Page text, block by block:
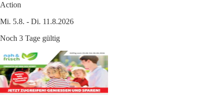
Action
Mi. 5.8. - Di. 11.8.2026
Noch 3 Tage gültig